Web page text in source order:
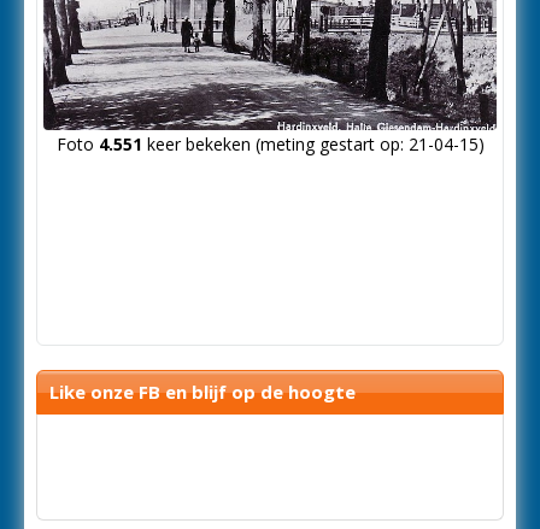
Foto 4.551 keer bekeken (meting gestart op: 21-04-15)
Like onze FB en blijf op de hoogte